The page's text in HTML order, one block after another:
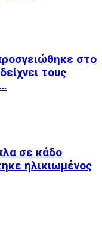
στο
τους
σε κάδο
ηλικιωμένος